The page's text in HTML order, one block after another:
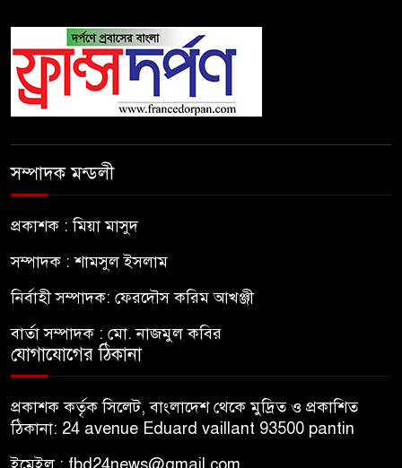
সম্পাদক মন্ডলী
প্রকাশক : মিয়া মাসুদ
সম্পাদক : শামসুল ইসলাম
নির্বাহী সম্পাদক: ফেরদৌস করিম আখঞ্জী
বার্তা সম্পাদক : মো. নাজমুল কবির
যোগাযোগের ঠিকানা
প্রকাশক কর্তৃক সিলেট, বাংলাদেশ থেকে মুদ্রিত ও প্রকাশিত
ঠিকানা: 24 avenue Eduard vaillant 93500 pantin